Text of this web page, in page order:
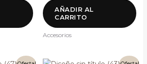
AÑADIR AL
CARRITO
Accesorios
El El